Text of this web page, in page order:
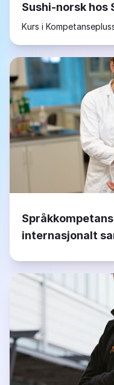
Sushi-norsk hos
Kurs i
internasjonalt